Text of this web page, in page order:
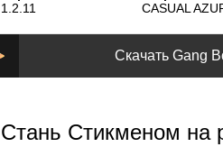
1.2.11
CASUAL
Скачать Gang
Стань Стикменом на